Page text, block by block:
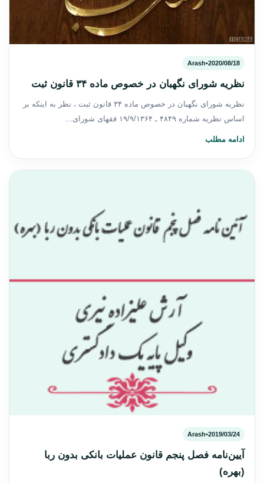
2020/08/18
•
Arash
نظریه شورای نگهبان در خصوص ماده ۳۴ قانون ثبت
نظریه شورای نگهبان در خصوص ماده ۳۴ قانون ثبت ، نظر به اینکه بر
اساس نظریه شماره ۴۸۴۹ ـ ۱۹/۹/۱۳۶۴ فقهای شورای…
ادامه مطلب
2019/03/24
•
Arash
‌آیین‌نامه فصل پنجم قانون عملیات بانکی بدون ربا
(بهره)